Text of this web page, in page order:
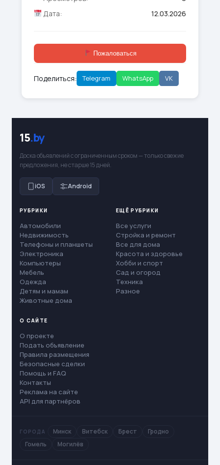
Дата:
12.03.2026
Пожаловаться
Поделиться: Telegram WhatsApp VK
15.by
Доска объявлений с ограниченным сроком — только свежие
предложения, не старше 15 дней.
iOS Android
РУБРИКИ
Автомобили
Недвижимость
Телефоны и планшеты
Электроника
Компьютеры
Мебель
Одежда
Детям и мамам
Животные дома
ЕЩЁ РУБРИКИ
Все услуги
Стройка и ремонт
Все для дома
Красота и здоровье
Хобби и спорт
Сад и огород
Техника
Разное
О САЙТЕ
О проекте
Подать объявление
Правила размещения
Безопасные сделки
Помощь и FAQ
Контакты
Реклама на сайте
API для партнёров
ГОРОДА Минск Витебск Брест
Гродно
Гомель
Могилёв